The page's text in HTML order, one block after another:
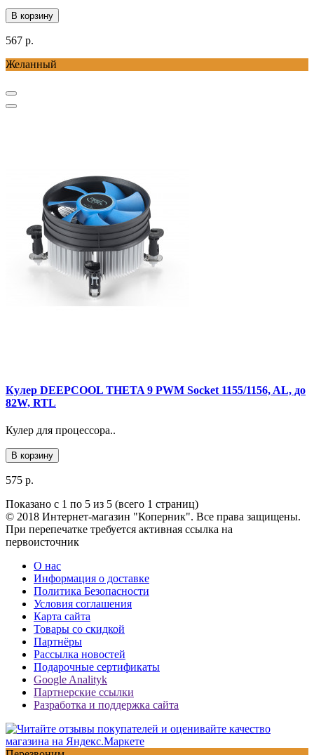
В корзину
567 р.
Желанный
Кулер DEEPCOOL THETA 9 PWM Socket 1155/1156, AL, до
82W, RTL
Кулер для процессора..
В корзину
575 р.
Показано с 1 по 5 из 5 (всего 1 страниц)
© 2018 Интернет-магазин "Коперник". Все права защищены.
При перепечатке требуется активная ссылка на
первоисточник
О нас
Информация о доставке
Политика Безопасности
Условия соглашения
Карта сайта
Товары со скидкой
Партнёры
Рассылка новостей
Подарочные сертификаты
Google Analityk
Партнерские ссылки
Разработка и поддержка сайта